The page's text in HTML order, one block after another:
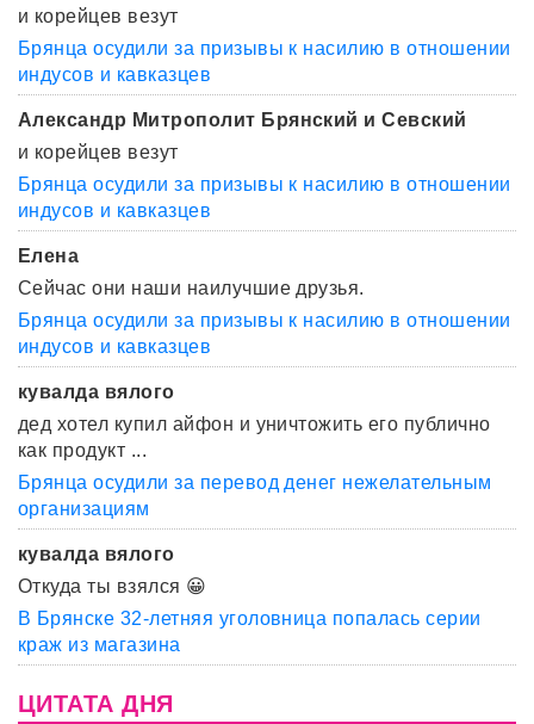
и корейцев везут
Брянца осудили за призывы к насилию в отношении
индусов и кавказцев
Александр Митрополит Брянский и Севский
и корейцев везут
Брянца осудили за призывы к насилию в отношении
индусов и кавказцев
Елена
Сейчас они наши наилучшие друзья.
Брянца осудили за призывы к насилию в отношении
индусов и кавказцев
кувалда вялого
дед хотел купил айфон и уничтожить его публично
как продукт ...
Брянца осудили за перевод денег нежелательным
организациям
кувалда вялого
Откуда ты взялся 😀
В Брянске 32-летняя уголовница попалась серии
краж из магазина
ЦИТАТА ДНЯ